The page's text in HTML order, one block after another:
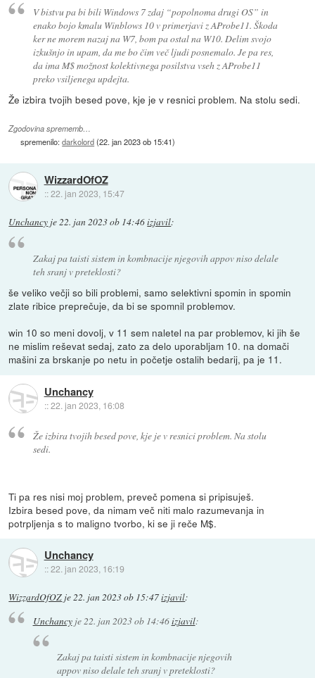
V bistvu pa bi bili Windows 7 zdaj “popolnoma drugi OS” in
enako bojo kmalu Winblows 10 v primerjavi z AProbe11. Škoda
ker ne morem nazaj na W7, bom pa ostal na W10. Delim svojo
izkušnjo in upam, da me bo čim več ljudi posnemalo. Je pa res,
da ima M$ možnost kolektivnega posilstva vseh z AProbe11
preko vsiljenega updejta.
Že izbira tvojih besed pove, kje je v resnici problem. Na stolu sedi.
Zgodovina sprememb…
spremenilo:darkolord(22. jan 2023 ob 15:41)
WizzardOfOZ
::22. jan 2023, 15:47
Unchancy je22. jan 2023 ob 14:46izjavil:
Zakaj pa taisti sistem in kombnacije njegovih appov niso delale
teh sranj v preteklosti?
še veliko večji so bili problemi, samo selektivni spomin in spomin
zlate ribice preprečuje, da bi se spomnil problemov.
win 10 so meni dovolj, v 11 sem naletel na par problemov, ki jih še
ne mislim reševat sedaj, zato za delo uporabljam 10. na domači
mašini za brskanje po netu in početje ostalih bedarij, pa je 11.
Unchancy
::22. jan 2023, 16:08
Že izbira tvojih besed pove, kje je v resnici problem. Na stolu
sedi.
Ti pa res nisi moj problem, preveč pomena si pripisuješ.
Izbira besed pove, da nimam več niti malo razumevanja in
potrpljenja s to maligno tvorbo, ki se ji reče M$.
Unchancy
::22. jan 2023, 16:19
WizzardOfOZ je22. jan 2023 ob 15:47izjavil:
Unchancyje 22. jan 2023 ob 14:46izjavil:
Zakaj pa taisti sistem in kombnacije njegovih
appov niso delale teh sranj v preteklosti?